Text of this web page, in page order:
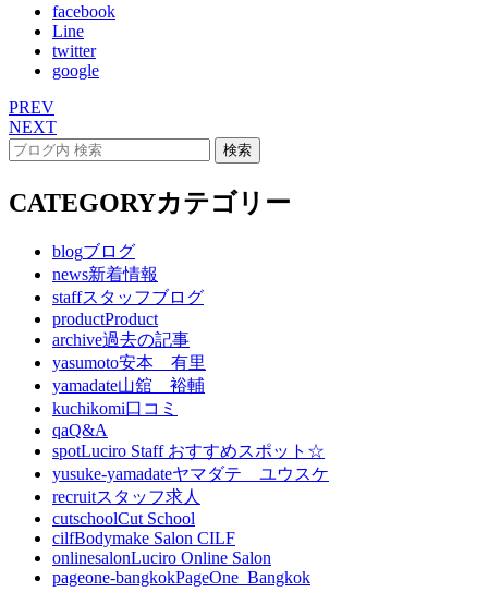
facebook
Line
twitter
google
PREV
NEXT
CATEGORYカテゴリー
blogブログ
news新着情報
staffスタッフブログ
productProduct
archive過去の記事
yasumoto安本 有里
yamadate山舘 裕輔
kuchikomi口コミ
qaQ&A
spotLuciro Staff おすすめスポット☆
yusuke-yamadateヤマダテ ユウスケ
recruitスタッフ求人
cutschoolCut School
cilfBodymake Salon CILF
onlinesalonLuciro Online Salon
pageone-bangkokPageOne_Bangkok